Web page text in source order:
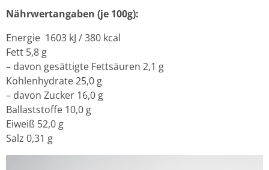
Nährwertangaben (je 100g):
Energie 1603 kJ / 380 kcal
Fett 5,8 g
– davon gesättigte Fettsäuren 2,1 g
Kohlenhydrate 25,0 g
– davon Zucker 16,0 g
Ballaststoffe 10,0 g
Eiweiß 52,0 g
Salz 0,31 g